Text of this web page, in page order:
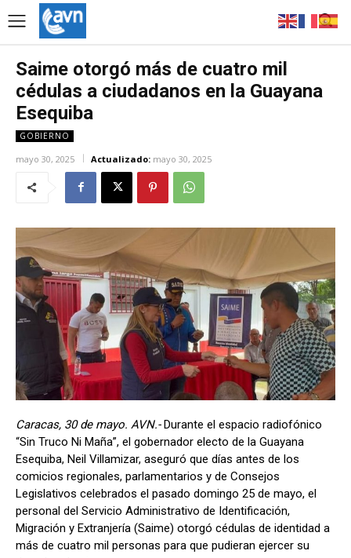
Saime otorgó más de cuatro mil
cédulas a ciudadanos en la Guayana
Esequiba
GOBIERNO
mayo 30, 2025 Actualizado: mayo 30, 2025
Caracas, 30 de mayo. AVN.-Durante el espacio radiofónico
“Sin Truco Ni Maña”, el gobernador electo de la Guayana
Esequiba, Neil Villamizar, aseguró que días antes de los
comicios regionales, parlamentarios y de Consejos
Legislativos celebrados el pasado domingo 25 de mayo, el
personal del Servicio Administrativo de Identificación,
Migración y Extranjería (Saime) otorgó cédulas de identidad a
más de cuatro mil personas para que pudieran ejercer su